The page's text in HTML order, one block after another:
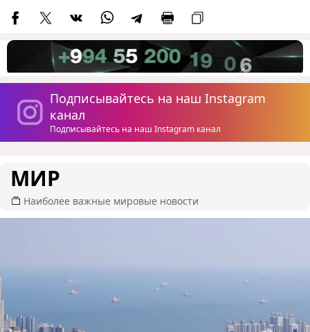
Подписывайтесь на наш Instagram
канал
Подписывайтесь на наш Instagram канал
МИР
Наиболее важные мировые новости